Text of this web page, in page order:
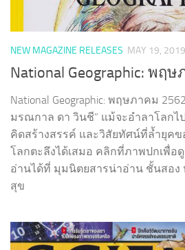
NEW MAGAZINE RELEASES MAY 19, 2019
National Geographic: พฤ
National Geographic: พฤษภาคม
มรณกาล ดา วินชี” แม้จะอำลาโลกไ
คิดสร้างสรรค์ และวิสัยทัศน์ที่ล้ำยุคข
โลกตะลึงได้เสมอ คลิกที่ภาพปกเพื่อ
อ่านได้ที่ มุมนิตยสารน่าอ่าน ชั้นสอง
สุข